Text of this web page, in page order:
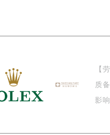
【
质
影